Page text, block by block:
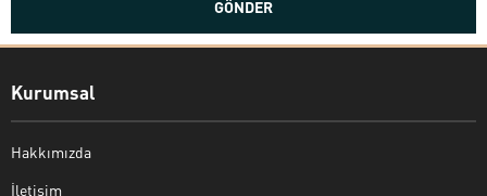
Kurumsal
Hakkımızda
İletişim